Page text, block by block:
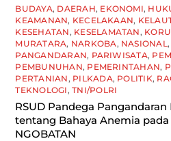
BUDAYA, DAERAH, EKONOMI,
KEAMANAN, KECELAKAAN,
KESEHATAN , KESELAMATAN ,
MURATARA, NARKOBA, NASIONAL ,
PANGANDARAN, PARIWISATA,
PEMBUNUHAN, PEMERINTAHAN,
PERTANIAN , PILKADA, POLITIK,
TEKNOLOGI ,TNI/POLRI
RSUD Pandega
tentang Bahaya Anemia
NGOBATAN